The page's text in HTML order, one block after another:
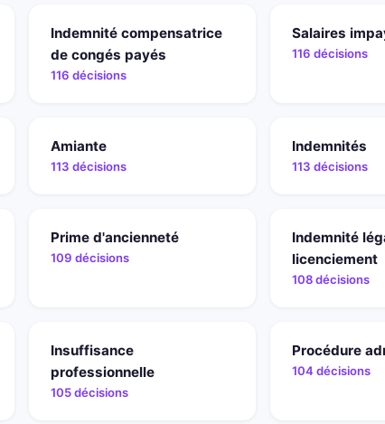
Indemnité compensatrice
de congés payés
116 décisions
Salaires
116 décisions
Amiante
113 décisions
Indemnités
113 décisions
Prime d'ancienneté
109 décisions
Indemnité
licenciement
108 décisions
Insuffisance
professionnelle
105 décisions
Procédure
104 décisions